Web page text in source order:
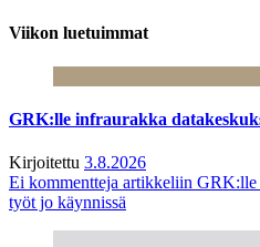
Viikon luetuimmat
GRK:lle infraurakka
Kirjoitettu 3.8.2026
Ei kommentteja artikkeliin GRK:lle
työt jo käynnissä